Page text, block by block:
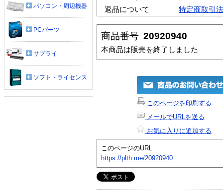
返品について
特定商取引
商品番号 20920940
本商品は販売を終了しました
このページを印刷する
メールでURLを送る
お気に入りに追加する
このページのURL
https://plth.me/20920940
パソコン・周辺機器
PCパーツ
サプライ
ソフト・ライセンス